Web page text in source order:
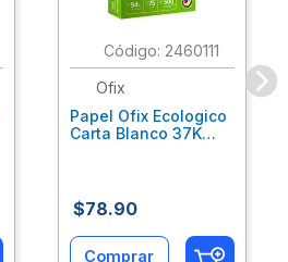
: 2460111
Ofix
Papel Ofix Ecologico
Carta Blanco 37K
$78.90
Comprar